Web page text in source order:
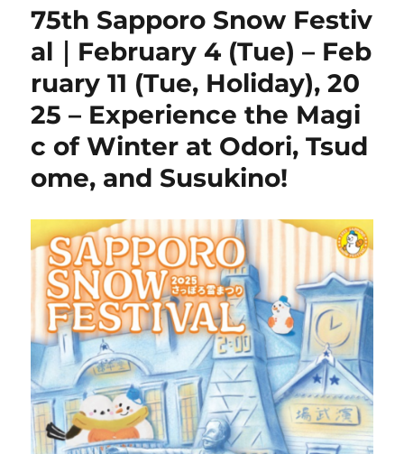
75th Sapporo Snow Festiv
al｜February 4 (Tue) – Feb
ruary 11 (Tue, Holiday), 20
25 – Experience the Magi
c of Winter at Odori, Tsud
ome, and Susukino!